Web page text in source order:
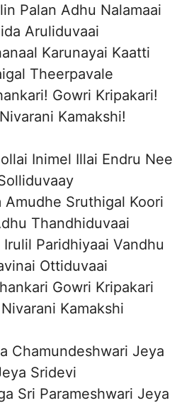
Palan Adhu Nalamaai
Aruliduvaai
Karunayai Kaatti
Theerpavale
Gowri Kripakari!
Kamakshi!
Inimel Illai Endru Nee
Amudhe Sruthigal Koori
Thandhiduvaai
Paridhiyaai Vandhu
Ottiduvaai
Gowri Kripakari
Kamakshi
Chamundeshwari Jeya
Sridevi
Sri Parameshwari Jeya